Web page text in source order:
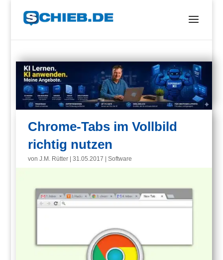
Chrome-Tabs im Vollbild
richtig nutzen
vonJ.M. Rütter |31.05.2017 |Software